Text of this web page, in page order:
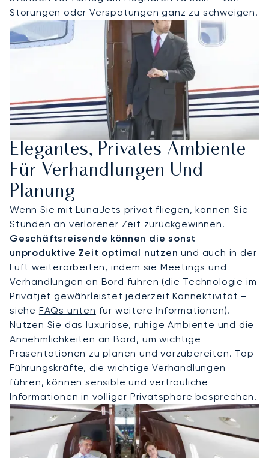
Störungen oder Verspätungen ganz zu schweigen.
Elegantes, Privates Ambiente
Für Verhandlungen Und
Planung
Wenn Sie mit LunaJets privat fliegen, können Sie
Stunden an verlorener Zeit zurückgewinnen.
Geschäftsreisende können die sonst
unproduktive Zeit optimal nutzen und auch in der
Luft weiterarbeiten, indem sie Meetings und
Verhandlungen an Bord führen (die Technologie im
Privatjet gewährleistet jederzeit Konnektivität –
siehe FAQs unten für weitere Informationen).
Nutzen Sie das luxuriöse, ruhige Ambiente und die
Annehmlichkeiten an Bord, um wichtige
Präsentationen zu planen und vorzubereiten. Top-
Führungskräfte, die wichtige Verhandlungen
führen, können sensible und vertrauliche
Informationen in völliger Privatsphäre besprechen.